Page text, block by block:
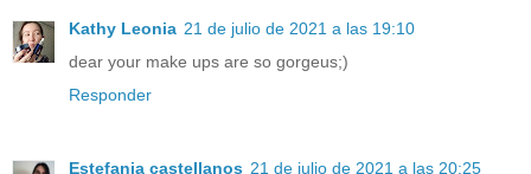
Kathy Leonia 21 de julio de 2021 a las 19:10
dear your make ups are so gorgeus;)
Responder
Estefania castellanos 21 de julio de 2021 a las 20:25